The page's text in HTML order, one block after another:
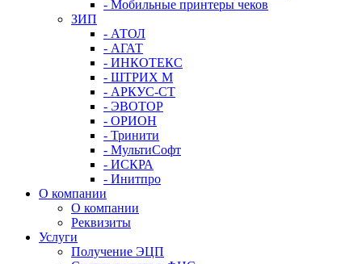
- Мобильные принтеры чеков
ЗИП
- АТОЛ
- АГАТ
- ИНКОТЕКС
- ШТРИХ М
- АРКУС-СТ
- ЭВОТОР
- ОРИОН
- Тринити
- МультиСофт
- ИСКРА
- Инитпро
О компании
О компании
Реквизиты
Услуги
Получение ЭЦП